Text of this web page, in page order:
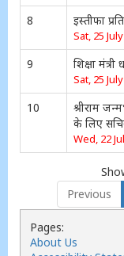
8 इस्तीफा
Sat, 25
9 शिक्षा मंत्री
Sat, 25
10
श्रीराम
के लिए
Wed, 22
Previous
Pages:
About Us